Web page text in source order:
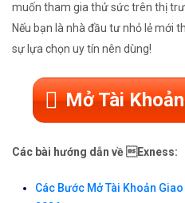
muốn tham gia thử sức trên thị
Nếu bạn là nhà đầu tư nhỏ lẻ mới
sự lựa chọn uy tín nên dùng!
Mở Tài
Các bài hướng dẫn về Exness:
Các Bước Mở Tài Khoản